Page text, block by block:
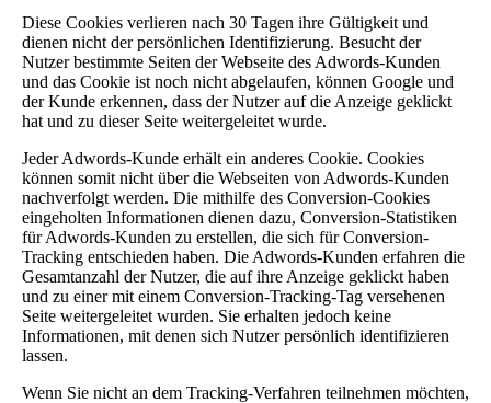
Diese Cookies verlieren nach 30 Tagen ihre Gültigkeit und
dienen nicht der persönlichen Identifizierung. Besucht der
Nutzer bestimmte Seiten der Webseite des Adwords-Kunden
und das Cookie ist noch nicht abgelaufen, können Google und
der Kunde erkennen, dass der Nutzer auf die Anzeige geklickt
hat und zu dieser Seite weitergeleitet wurde.
Jeder Adwords-Kunde erhält ein anderes Cookie. Cookies
können somit nicht über die Webseiten von Adwords-Kunden
nachverfolgt werden. Die mithilfe des Conversion-Cookies
eingeholten Informationen dienen dazu, Conversion-Statistiken
für Adwords-Kunden zu erstellen, die sich für Conversion-
Tracking entschieden haben. Die Adwords-Kunden erfahren die
Gesamtanzahl der Nutzer, die auf ihre Anzeige geklickt haben
und zu einer mit einem Conversion-Tracking-Tag versehenen
Seite weitergeleitet wurden. Sie erhalten jedoch keine
Informationen, mit denen sich Nutzer persönlich identifizieren
lassen.
Wenn Sie nicht an dem Tracking-Verfahren teilnehmen möchten,